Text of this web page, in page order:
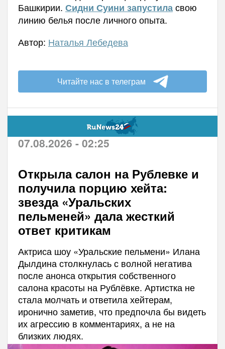
Башкирии. Сидни Суини запустиласвою
линию белья после личного опыта.
Автор: Наталья Лебедева
Читайте нас в телеграм
07.08.2026 - 02:25
Открыла салон на Рублевке и
получила порцию хейта:
звезда «Уральских
пельменей» дала жесткий
ответ критикам
Актриса шоу «Уральские пельмени» Илана
Дылдина столкнулась с волной негатива
после анонса открытия собственного
салона красоты на Рублёвке. Артистка не
стала молчать и ответила хейтерам,
иронично заметив, что предпочла бы видеть
их агрессию в комментариях, а не на
близких людях.